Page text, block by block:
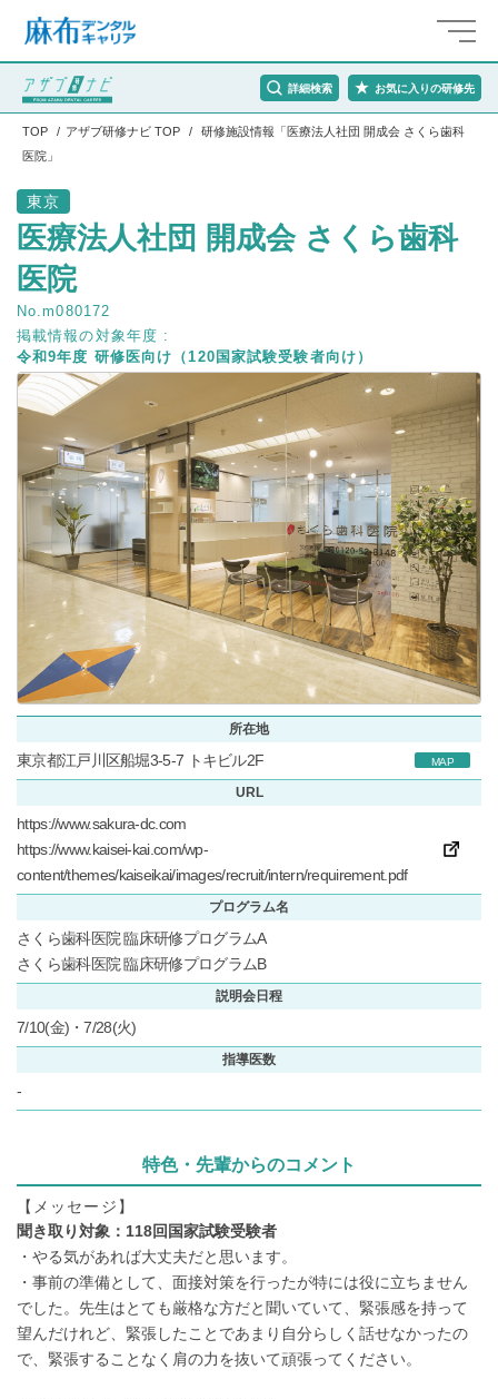
詳細検索 お気に入りの研修先
TOP アザブ研修ナビ TOP
研修施設情報「医療法人社団 開成会 さくら歯科
医院」
東京
医療法人社団 開成会 さくら歯科
医院
No.m080172
掲載情報の対象年度 :
令和9年度 研修医向け（120国家試験受験者向け）
所在地
東京都江戸川区船堀3-5-7 トキビル2F MAP
URL
https://www.sakura-dc.com
https://www.kaisei-kai.com/wp-
content/themes/kaiseikai/images/recruit/intern/requirement.pdf
プログラム名
さくら歯科医院 臨床研修プログラムA
さくら歯科医院 臨床研修プログラムB
説明会日程
7/10(⾦)・7/28(⽕)
指導医数
-
特色・先輩からのコメント
【メッセージ】
聞き取り対象：118回国家試験受験者
・やる気があれば大丈夫だと思います。
・事前の準備として、面接対策を行ったが特には役に立ちません
でした。先生はとても厳格な方だと聞いていて、緊張感を持って
望んだけれど、緊張したことであまり自分らしく話せなかったの
で、緊張することなく肩の力を抜いて頑張ってください。